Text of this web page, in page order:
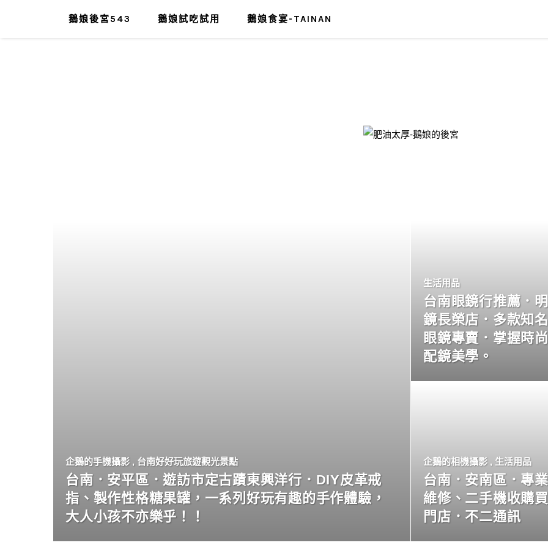
鵝娘後宮543 鵝娘試吃試用 鵝娘食宴-TAINAN
肥油太厚-鵝娘的後宮
企鵝的手機攝影 , 台南好好玩旅遊觀光景點
台南．安平區．遊訪市定古蹟東興洋行．DIY皮革戒
指、製作性格糖果罐，一系列好玩有趣的手作體驗，
大人小孩不亦樂乎！！
生活用品
台南眼鏡行推薦．
鏡長榮店．多款知
眼鏡專賣．掌握時
配鏡美學。
企鵝的相機攝影 , 生活用品
台南．安南區．專
維修、二手機收購
門店．不二通訊